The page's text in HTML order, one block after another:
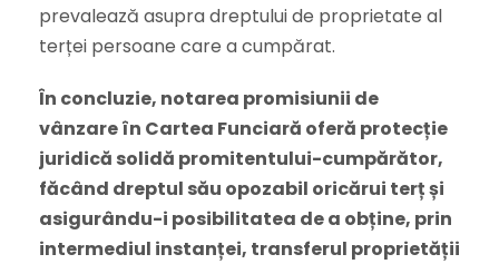
prevalează asupra dreptului de proprietate al
terței persoane care a cumpărat.
În concluzie, notarea promisiunii de
vânzare în Cartea Funciară oferă protecție
juridică solidă promitentului-cumpărător,
făcând dreptul său opozabil oricărui terț și
asigurându-i posibilitatea de a obține, prin
intermediul instanței, transferul proprietății